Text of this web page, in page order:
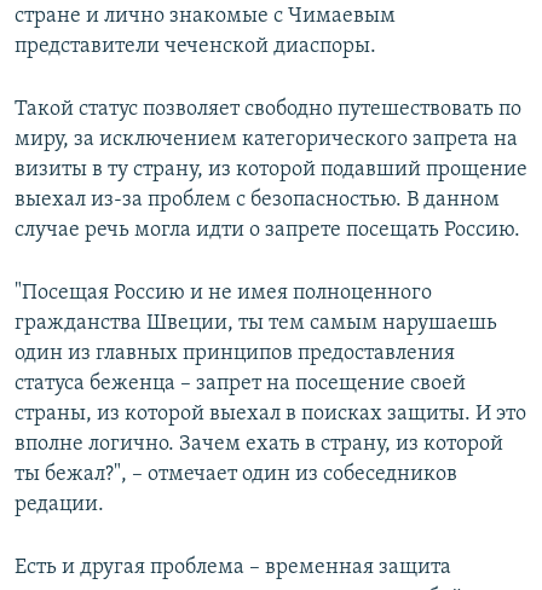
стране и лично знакомые с Чимаевым
представители чеченской диаспоры.
Такой статус позволяет свободно путешествовать по
миру, за исключением категорического запрета на
визиты в ту страну, из которой подавший прощение
выехал из-за проблем с безопасностью. В данном
случае речь могла идти о запрете посещать Россию.
"Посещая Россию и не имея полноценного
гражданства Швеции, ты тем самым нарушаешь
один из главных принципов предоставления
статуса беженца – запрет на посещение своей
страны, из которой выехал в поисках защиты. И это
вполне логично. Зачем ехать в страну, из которой
ты бежал?", – отмечает один из собеседников
редации.
Есть и другая проблема – временная защита